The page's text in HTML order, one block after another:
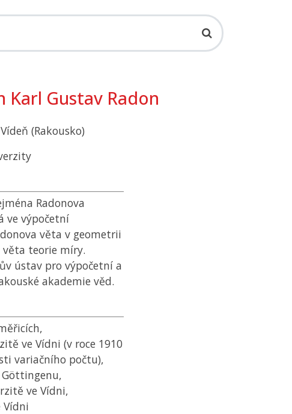
Karl Gustav Radon
(Rakousko)
Radonova
ve výpočetní
věta v geometrii
věta teorie míry.
ústav pro výpočetní a
akademie věd.
ve Vídni (v roce 1910
variačního počtu),
ve Vídni,
Vídni